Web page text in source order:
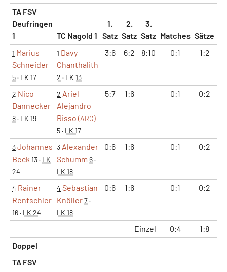
TA FSV
Deufringen
1
TC Nagold 1
1.
Satz
2.
Satz
3.
Satz Matches Sätze
1 Marius
Schneider
5· LK 17
1 Davy
Chanthalith
2 · LK 13
3:6 6:2 8:10 0:1 1:2
2 Nico
Dannecker
8· LK 19
2 Ariel
Alejandro
Risso (ARG)
5· LK 17
5:7 1:6 0:1 0:2
3Johannes
Beck 13· LK
24
3 Alexander
Schumm 6·
LK 18
0:6 1:6 0:1 0:2
4 Rainer
Rentschler
16· LK 24
4 Sebastian
Knöller7·
LK 18
0:6 1:6 0:1 0:2
Einzel 0:4 1:8
Doppel
TA FSV